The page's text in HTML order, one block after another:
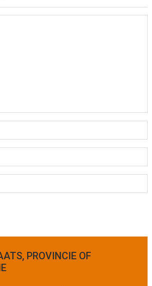
PROVINCIE OF